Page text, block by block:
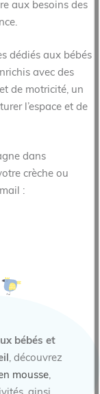
aux besoins des
dédiés aux bébés
avec des
de motricité, un
l’espace et de
dans
crèche ou
:
bébés et
, découvrez
mousse,